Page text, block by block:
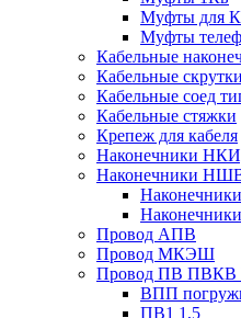
Муфты для
Муфты
Кабельные
Кабельные
Кабельные соед
Кабельные стяжки
Крепеж для кабеля
Наконечники
Наконечники
Провод АПВ
Провод МКЭШ
Провод ПВ
ВПП
ПВ1 1,5